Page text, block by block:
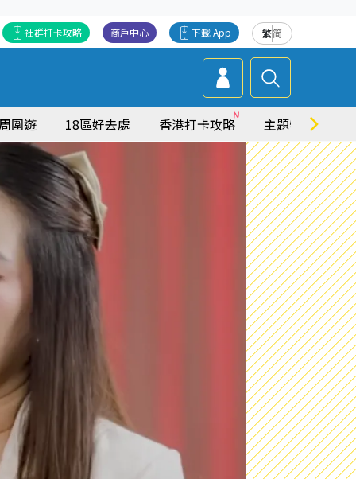
繁简
下載 App
商戶中心
社群打卡攻略
圍遊 18區好去處 香港打卡攻略 主題特集